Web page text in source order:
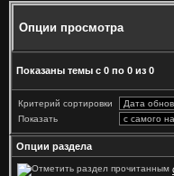
Опции просмотра
Показаны темы с 0 по 0 из 0
Критерий сортировки
Показать
Опции раздела